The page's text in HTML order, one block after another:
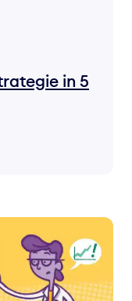
in 5